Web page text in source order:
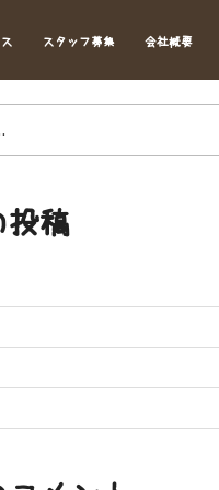
スタッフ募集 会社概要
投稿